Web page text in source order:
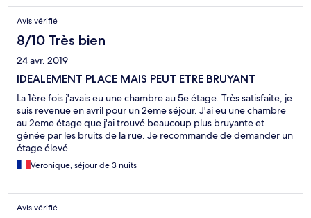
Avis vérifié
8/10 Très bien
24 avr. 2019
IDEALEMENT PLACE MAIS PEUT ETRE BRUYANT
La 1ère fois j'avais eu une chambre au 5e étage. Très satisfaite, je
suis revenue en avril pour un 2eme séjour. J'ai eu une chambre
au 2eme étage que j'ai trouvé beaucoup plus bruyante et
gênée par les bruits de la rue. Je recommande de demander un
étage élevé
Veronique, séjour de 3 nuits
Avis vérifié